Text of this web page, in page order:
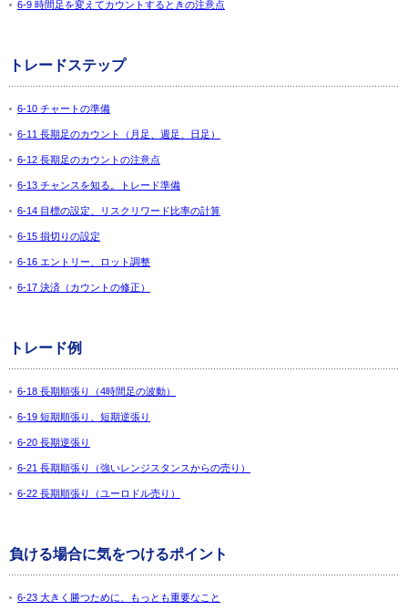
6-9 時間足を変えてカウントするときの注意点
トレードステップ
6-10 チャートの準備
6-11 長期足のカウント（月足、週足、日足）
6-12 長期足のカウントの注意点
6-13 チャンスを知る。トレード準備
6-14 目標の設定、リスクリワード比率の計算
6-15 損切りの設定
6-16 エントリー、ロット調整
6-17 決済（カウントの修正）
トレード例
6-18 長期順張り（4時間足の波動）
6-19 短期順張り、短期逆張り
6-20 長期逆張り
6-21 長期順張り（強いレンジスタンスからの売り）
6-22 長期順張り（ユーロドル売り）
負ける場合に気をつけるポイント
6-23 大きく勝つために、もっとも重要なこと